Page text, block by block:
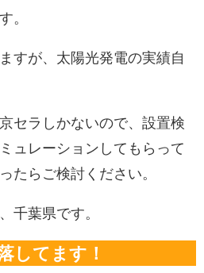
。
すが、太陽光発電の実績自
セラしかないので、設置検
ュレーションしてもらって
たらご検討ください。
千葉県です。
してます！